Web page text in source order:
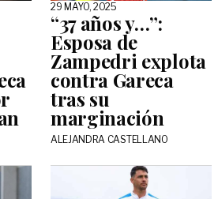
29 MAYO, 2025
“37 años y…”:
Esposa de
Zampedri explota
contra Gareca
tras su
marginación
ALEJANDRA CASTELLANO